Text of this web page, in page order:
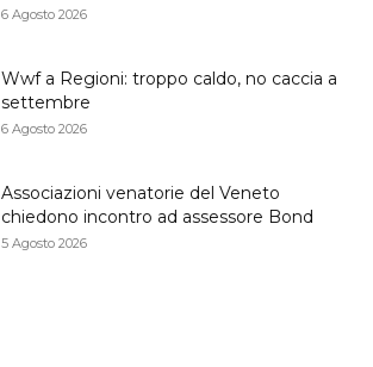
6 Agosto 2026
Wwf a Regioni: troppo caldo, no caccia a
settembre
6 Agosto 2026
Associazioni venatorie del Veneto
chiedono incontro ad assessore Bond
5 Agosto 2026